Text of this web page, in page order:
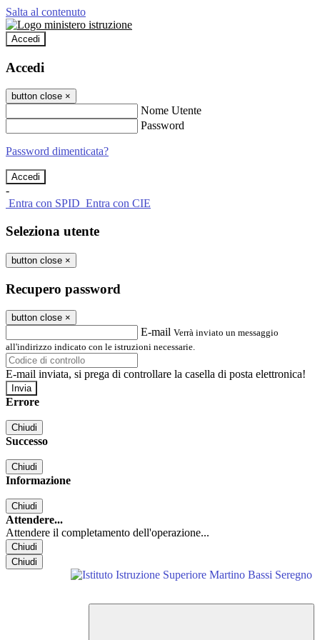
Salta al contenuto
Accedi
Accedi
button close ×
Nome Utente
Password
Password dimenticata?
-
Entra con SPID Entra con CIE
Seleziona utente
button close ×
Recupero password
button close ×
E-mail Verrà inviato un messaggio
all'indirizzo indicato con le istruzioni necessarie.
E-mail inviata, si prega di controllare la casella di posta elettronica!
Errore
Chiudi
Successo
Chiudi
Informazione
Chiudi
Attendere...
Attendere il completamento dell'operazione...
Chiudi
Chiudi